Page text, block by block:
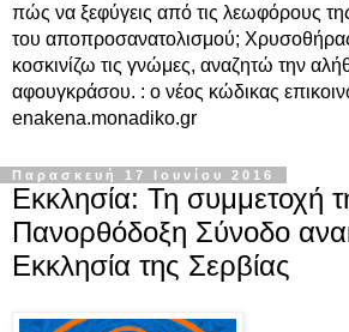
πώς να ξεφύγεις από τις λεωφόρους
του αποπροσανατολισμού;
κοσκινίζω τις γνώμες, αναζητώ την
αφουγκράσου. : ο νέος κώδικας
enakena.monadiko.gr
Παρασκευή 17 Ιουνίου 2016
Εκκλησία: Τη συμμετοχή
Πανορθόδοξη Σύνοδο
Εκκλησία της Σερβίας